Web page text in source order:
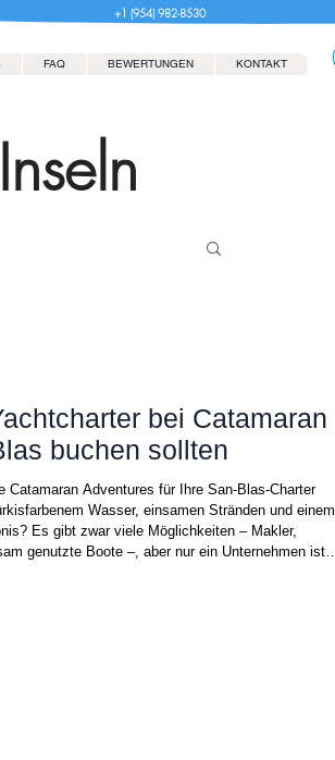
+1 (954) 982-8530
FAQ BEWERTUNGEN KONTAKT
bei Catamaran
buchen sollten
Catamaran Adventures für Ihre San-Blas-Charter
Wasser, einsamen Stränden und einem
Es gibt zwar viele Möglichkeiten – Makler,
genutzte Boote –, aber nur ein Unternehmen ist